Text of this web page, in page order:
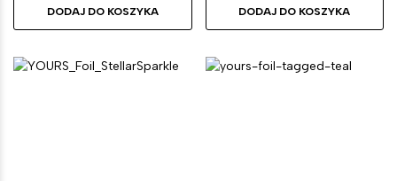
DODAJ DO KOSZYKA DODAJ DO KOSZYKA